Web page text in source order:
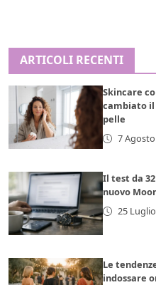
ARTICOLI RECENTI
Skincare
cambiato il
pelle
7
Il test da
nuovo
25
Le
indossare